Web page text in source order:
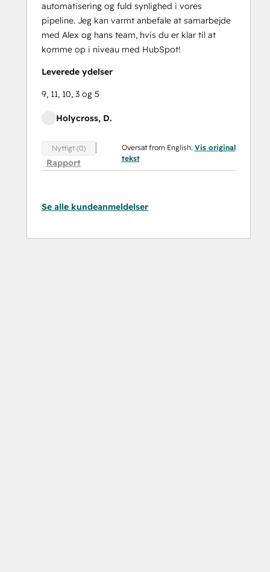
automatisering og fuld synlighed i vores
pipeline. Jeg kan varmt anbefale at samarbejde
med Alex og hans team, hvis du er klar til at
komme op i niveau med HubSpot!
Leverede ydelser
9, 11, 10, 3 og 5
Holycross, D.
Nyttigt (0)
Rapport
Oversat from English. Vis original
tekst
Se alle kundeanmeldelser